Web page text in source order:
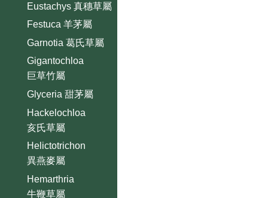
Eustachys 真穗草屬
Festuca 羊茅屬
Garnotia 葛氏草屬
Gigantochloa
巨草竹屬
Glyceria 甜茅屬
Hackelochloa
亥氏草屬
Helictotrichon
異燕麥屬
Hemarthria
牛鞭草屬